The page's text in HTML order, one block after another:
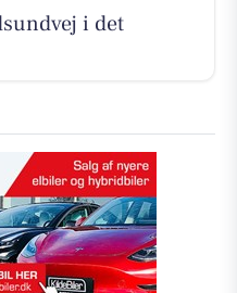
i det